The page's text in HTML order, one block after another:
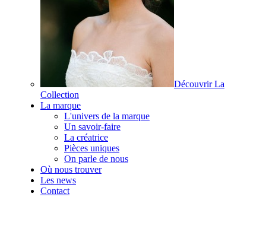
Découvrir La
Collection
La marque
L'univers de la marque
Un savoir-faire
La créatrice
Pièces uniques
On parle de nous
Où nous trouver
Les news
Contact